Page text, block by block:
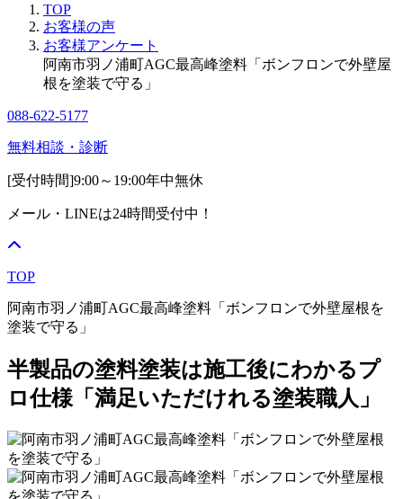
TOP
お客様の声
お客様アンケート
阿南市羽ノ浦町AGC最高峰塗料「ボンフロンで外壁屋
根を塗装で守る」
088-622-5177
無料相談・診断
[受付時間]9:00～19:00年中無休
メール・LINEは24時間受付中！
TOP
阿南市羽ノ浦町AGC最高峰塗料「ボンフロンで外壁屋根を
塗装で守る」
半製品の塗料塗装は施工後にわかるプ
ロ仕様「満足いただけれる塗装職人」